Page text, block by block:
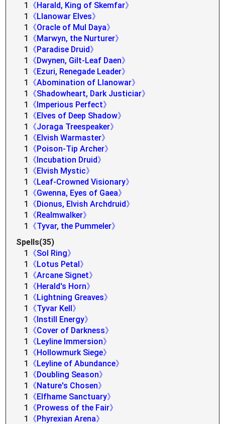
1
《Harald, King of Skemfar》
1
《Llanowar Elves》
1
《Oracle of Mul Daya》
1
《Marwyn, the Nurturer》
1
《Paradise Druid》
1
《Dwynen, Gilt-Leaf Daen》
1
《Ezuri, Renegade Leader》
1
《Abomination of Llanowar》
1
《Shadowheart, Dark Justiciar》
1
《Imperious Perfect》
1
《Elves of Deep Shadow》
1
《Joraga Treespeaker》
1
《Elvish Warmaster》
1
《Poison-Tip Archer》
1
《Incubation Druid》
1
《Elvish Mystic》
1
《Leaf-Crowned Visionary》
1
《Gwenna, Eyes of Gaea》
1
《Dionus, Elvish Archdruid》
1
《Realmwalker》
1
《Tyvar, the Pummeler》
Spells(35)
1
《Sol Ring》
1
《Lotus Petal》
1
《Arcane Signet》
1
《Herald's Horn》
1
《Lightning Greaves》
1
《Tyvar Kell》
1
《Instill Energy》
1
《Cover of Darkness》
1
《Leyline Immersion》
1
《Hollowmurk Siege》
1
《Leyline of Abundance》
1
《Doubling Season》
1
《Nature's Chosen》
1
《Elfhame Sanctuary》
1
《Prowess of the Fair》
1
《Phyrexian Arena》